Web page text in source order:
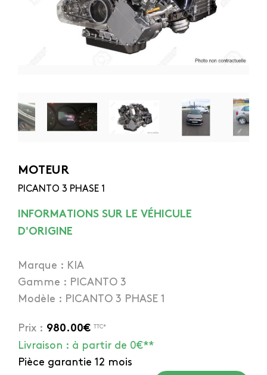
MOTEUR
PICANTO 3 PHASE 1
INFORMATIONS SUR LE VÉHICULE
D'ORIGINE
Marque : KIA
Gamme : PICANTO 3
Modèle : PICANTO 3 PHASE 1
Prix : 980.00€ TTC*
Livraison : à partir de 0€**
Pièce garantie 12 mois